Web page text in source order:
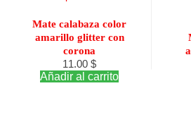
Mate calabaza color
amarillo glitter con
corona
11.00$
Añadir al carrito